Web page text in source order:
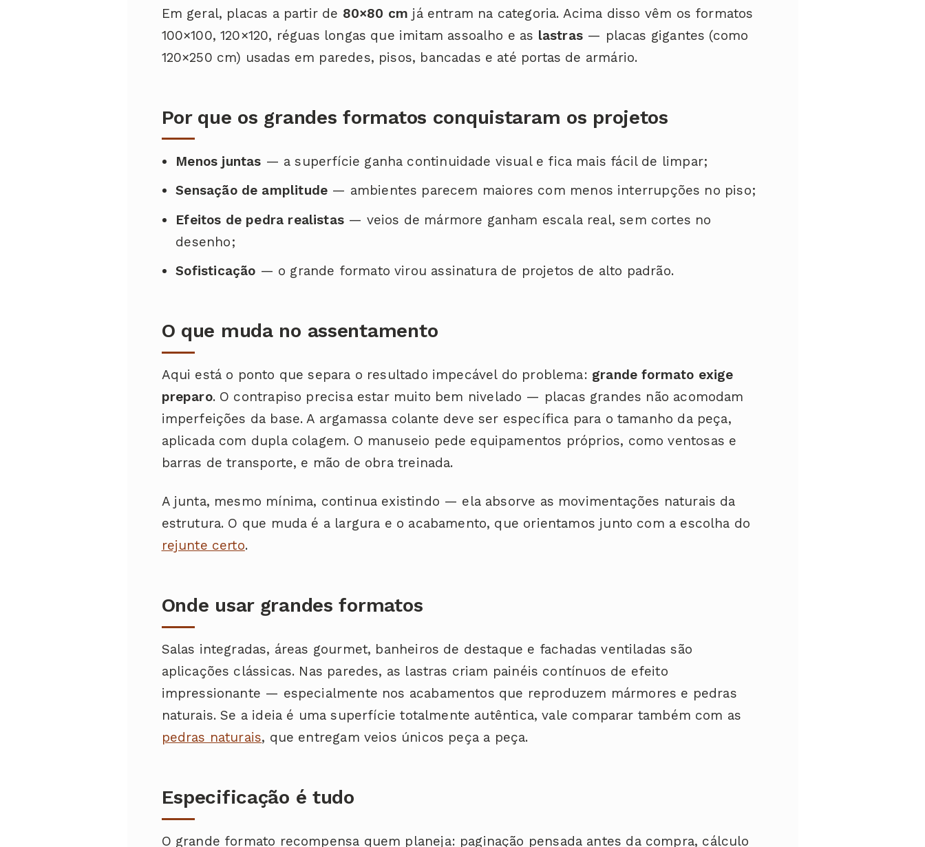
Em geral, placas a partir de 80×80 cm já entram na categoria. Acima disso vêm os formatos
100×100, 120×120, réguas longas que imitam assoalho e as lastras — placas gigantes (como
120×250 cm) usadas em paredes, pisos, bancadas e até portas de armário.
Por que os grandes formatos conquistaram os projetos
Menos juntas — a superfície ganha continuidade visual e fica mais fácil de limpar;
Sensação de amplitude — ambientes parecem maiores com menos interrupções no piso;
Efeitos de pedra realistas— veios de mármore ganham escala real, sem cortes no
desenho;
Sofisticação — o grande formato virou assinatura de projetos de alto padrão.
O que muda no assentamento
Aqui está o ponto que separa o resultado impecável do problema: grande formato exige
preparo. O contrapiso precisa estar muito bem nivelado — placas grandes não acomodam
imperfeições da base. A argamassa colante deve ser específica para o tamanho da peça,
aplicada com dupla colagem. O manuseio pede equipamentos próprios, como ventosas e
barras de transporte, e mão de obra treinada.
A junta, mesmo mínima, continua existindo — ela absorve as movimentações naturais da
estrutura. O que muda é a largura e o acabamento, que orientamos junto com a escolha do
rejunte certo.
Onde usar grandes formatos
Salas integradas, áreas gourmet, banheiros de destaque e fachadas ventiladas são
aplicações clássicas. Nas paredes, as lastras criam painéis contínuos de efeito
impressionante — especialmente nos acabamentos que reproduzem mármores e pedras
naturais. Se a ideia é uma superfície totalmente autêntica, vale comparar também com as
pedras naturais, que entregam veios únicos peça a peça.
Especificação é tudo
O grande formato recompensa quem planeja: paginação pensada antes da compra, cálculo